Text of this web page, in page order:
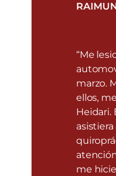
“Me
marzo.
ellos,
Heidari.
me